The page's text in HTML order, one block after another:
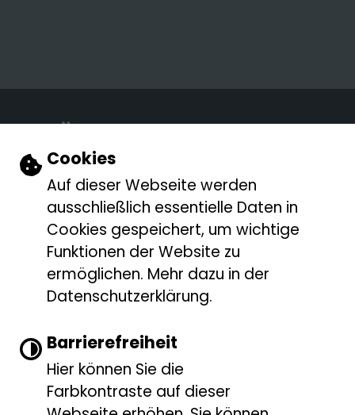
Einstellungen zu Cookies und
Cookies
Auf dieser Webseite werden
ausschließlich essentielle Daten in
Cookies gespeichert, um wichtige
Funktionen der Website zu
ermöglichen. Mehr dazu in der
Datenschutzerklärung.
Barrierefreiheit
Hier können Sie die
Farbkontraste auf dieser
Show larger version
Tränkberg 9
89584 Ehingen
07391-7714375
während der Öffnungszeiten
07391-503 505